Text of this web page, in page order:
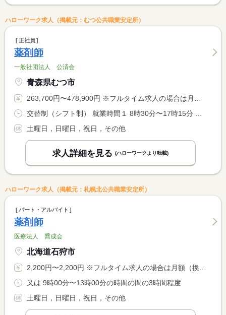
ハローワーク求人（掲載元：むつ公共職業安定所）
正社員
薬剤師
一般社団法人 公済会
青森県むつ市
263,700円〜478,900円 ※フルタイム求人の場合は月額（換算額）、パート求人の場合は時間額を表示しています。
土曜日，日曜日，祝日，その他
求人詳細を見る (ハローワークより転載)
ハローワーク求人（掲載元：札幌北公共職業安定所）
パート・アルバイト
薬剤師
医療法人 喬成会
北海道石狩市
2,200円〜2,200円 ※フルタイム求人の場合は月額（換算額）、パート求人の場合は時間額を表示しています。
又は 9時00分〜13時00分の時間の間の3時間程度
土曜日，日曜日，祝日，その他